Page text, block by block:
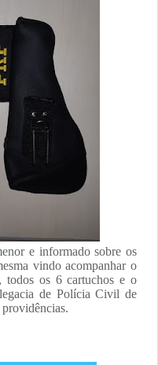
e informado sobre os
vindo acompanhar o
os 6 cartuchos e o
de Polícia Civil de